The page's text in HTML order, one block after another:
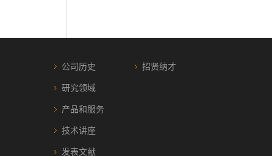
公司历史
研究领域
产品和服务
技术讲座
发表文献
招贤纳才